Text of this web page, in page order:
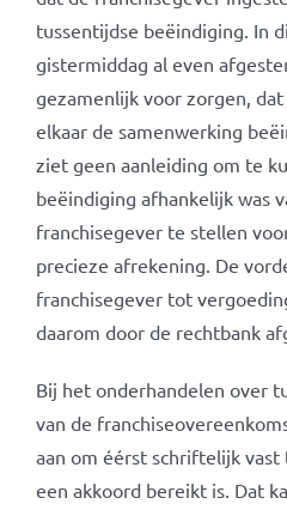
tussentijdse beëindiging. In
gistermiddag al even
gezamenlijk voor zorgen,
elkaar de samenwerking
ziet geen aanleiding om te
beëindiging afhankelijk was
franchisegever te stellen
precieze afrekening. De
franchisegever tot
daarom door de rechtbank
Bij het onderhandelen over
van de
aan om éérst schriftelijk
een akkoord bereikt is. Dat